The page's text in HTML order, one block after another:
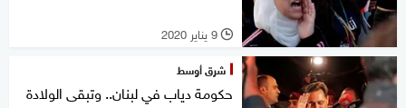
l 9 يناير 2020
شرق أوسط
حكومة دياب في لبنان.. وتبقى الولادة